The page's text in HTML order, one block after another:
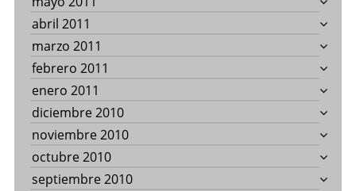
abril 2011
marzo 2011
febrero 2011
enero 2011
diciembre 2010
noviembre 2010
octubre 2010
septiembre 2010